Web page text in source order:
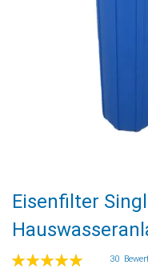
Anfang
der
Bildgalerie
springen
Eisenfilter
Bewertung:
30